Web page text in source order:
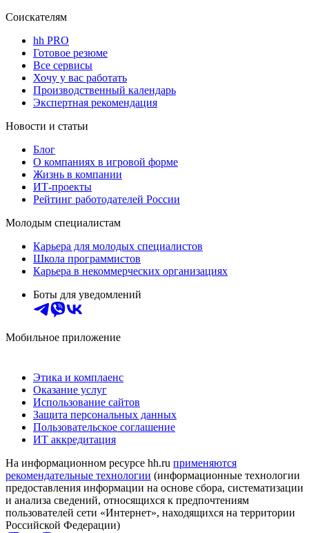
Соискателям
hh PRO
Готовое резюме
Все сервисы
Хочу у вас работать
Производственный календарь
Экспертная рекомендация
Новости и статьи
Блог
О компаниях в игровой форме
Жизнь в компании
ИТ-проекты
Рейтинг работодателей России
Молодым специалистам
Карьера для молодых специалистов
Школа программистов
Карьера в некоммерческих организациях
Боты для уведомлений
Мобильное приложение
Этика и комплаенс
Оказание услуг
Использование сайтов
Защита персональных данных
Пользовательское соглашение
ИТ аккредитация
На информационном ресурсе hh.ru применяются
рекомендательные технологии (информационные технологии
предоставления информации на основе сбора, систематизации
и анализа сведений, относящихся к предпочтениям
пользователей сети «Интернет», находящихся на территории
Российской Федерации)